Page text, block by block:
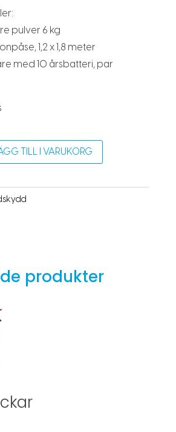
pulver 6 kg
1,2 x 1,8 meter
med 10 årsbatteri, par
TILL I VARUKORG
produkter